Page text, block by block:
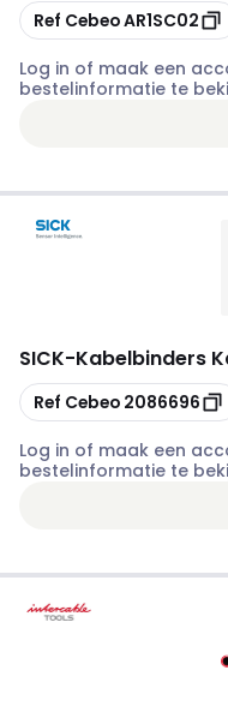
Kopiëren
Ref CebeoAR1SC02
Log in of maak een
bestelinformatie te
SICK-Kabelbinders
Kopiëren
Ref Cebeo 2086696
Log in of maak een
bestelinformatie te